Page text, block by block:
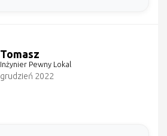
Tomasz
Inżynier Pewny Lokal
grudzień 2022